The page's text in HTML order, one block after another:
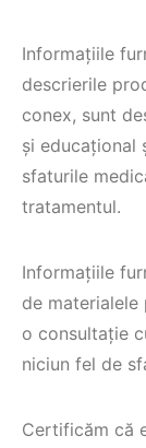
Informațiile
descrierile
conex, sunt
și educațional
sfaturile
tratamentul.
Informațiile
de materialele
o consultație
niciun fel de
Certificăm că